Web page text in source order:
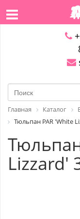
Главная Каталог
Тюльпан PAR 'White
Lizzard'